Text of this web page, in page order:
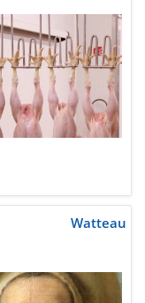
Watteau